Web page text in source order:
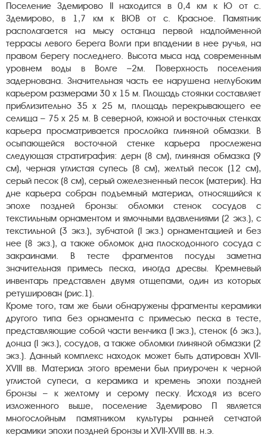
Поселение Здемирово II находится в 0,4 км к Ю от с.
Здемирово, в 1,7 км к ВЮВ от с. Красное. Памятник
располагается на мысу останца первой надпойменной
террасы левого берега Волги при впадении в нее ручья, на
правом берегу последнего. Высота мыса над современным
уров­нем воды в Волге –2м. Поверхность поселения
задернована. Значитель­ная часть ее нарушена неглубоким
карьером размерами 30 х 15 м. Пло­щадь стоянки составляет
приблизительно 35 х 25 м, площадь перекрываю­щего ее
селища – 75 х 25 м. В северной, южной и восточных стенках
карьера просматривается прослойка глиняной обмазки. В
осыпающейся восточной стенке карьера прослежена
следующая стратиграфия: дерн (8 см), глиняная обмазка (9
см), черная углистая супесь (8 см), жел­тый песок (12 см),
серый песок (8 см), серый ожелезненный песок (материк). На
дне карьера собран подъемный материал, относящийся к
эпохе поздней бронзы: обломки стенок сосудов с
текстильным орнамен­том и ямочными вдавлениями (2 экз.), с
текстильной (3 экз.), зубча­той (I экз.) орнаментацией и без
нее (8 экз.), а также обломок дна плоскодонного сосуда с
закраинами. В тесте фрагментов посуды замет­на
значительная примесь песка, иногда дресвы. Кремневый
инвентарь представлен двумя отщепами, один из которых
ретуширован (рис.1).
Кроме того, там же были обнаружены фрагменты керамики
другого типа без орнамента с примесью песка в тесте,
представляющие собой части венчика (I экз.), стенок (6 экз.),
донца (I экз.), сосудов, а также обломки глиняной обмазки (2
экз.). Данный комплекс находок может быть датирован ХVII-
ХVIII вв. Материал этого времени был приурочен к черной
углистой супеси, а керамика и кремень эпохи поздней
бронзы – к желтому и серому песку. Исходя из всего
изложенного выше, поселение Здемирово П является
многослойным памятником культуры ранней сетчатой
керамики эпохи поздней бронзы и ХVII-ХVIII вв. н.э.